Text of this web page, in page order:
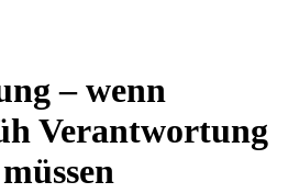
– wenn
Verantwortung